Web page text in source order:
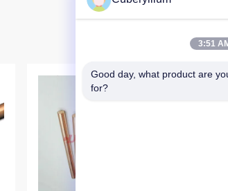
3:51
Good day, what product are
for?